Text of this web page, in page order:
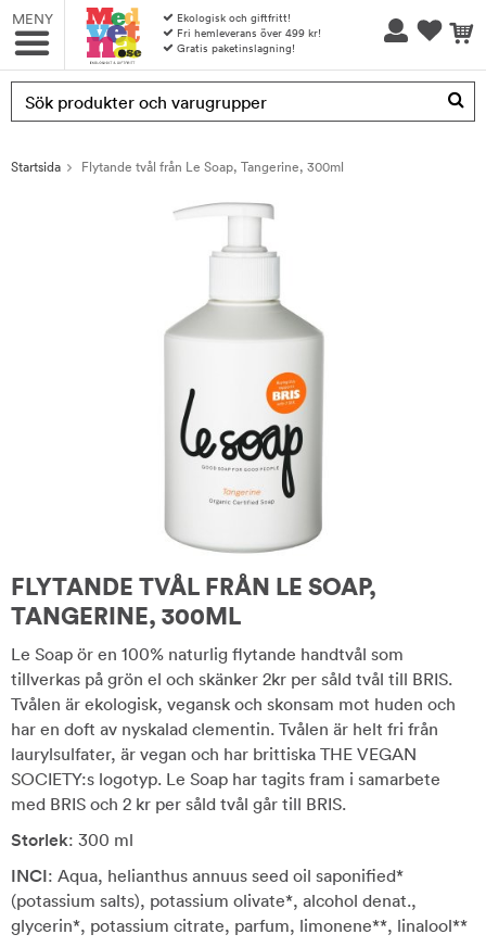
MENY
Ekologisk och giftfritt!
Fri hemleverans över 499 kr!
Gratis paketinslagning!
Produkten har blivit tillagd i varukorgen
Startsida Flytande tvål från Le Soap, Tangerine, 300ml
FLYTANDE TVÅL FRÅN LE SOAP,
TANGERINE, 300ML
Le Soap ör en 100% naturlig flytande handtvål som
tillverkas på grön el och skänker 2kr per såld tvål till BRIS.
Tvålen är ekologisk, vegansk och skonsam mot huden och
har en doft av nyskalad clementin. Tvålen är helt fri från
laurylsulfater, är vegan och har brittiska THE VEGAN
SOCIETY:s logotyp. Le Soap har tagits fram i samarbete
med BRIS och 2 kr per såld tvål går till BRIS.
Storlek: 300 ml
INCI: Aqua, helianthus annuus seed oil saponified*
(potassium salts), potassium olivate*, alcohol denat.,
glycerin*, potassium citrate, parfum, limonene**, linalool**